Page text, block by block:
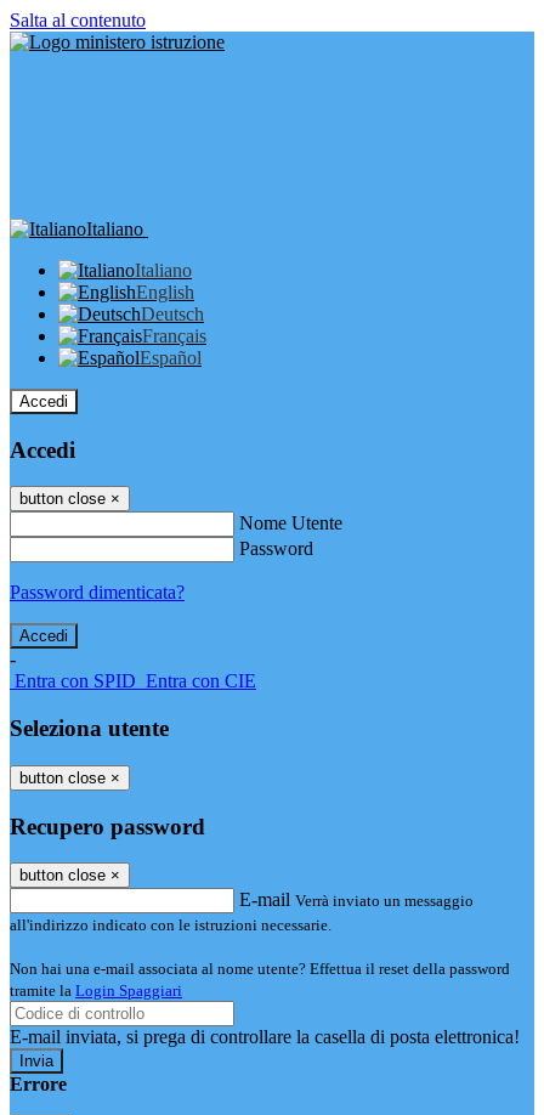
Salta al contenuto
Italiano
Italiano
English
Deutsch
Français
Español
Accedi
Accedi
button close ×
Nome Utente
Password
Password dimenticata?
-
Entra con SPID Entra con CIE
Seleziona utente
button close ×
Recupero password
button close ×
E-mail Verrà inviato un messaggio
all'indirizzo indicato con le istruzioni necessarie.
Non hai una e-mail associata al nome utente? Effettua il reset della password
tramite la Login Spaggiari
E-mail inviata, si prega di controllare la casella di posta elettronica!
Errore